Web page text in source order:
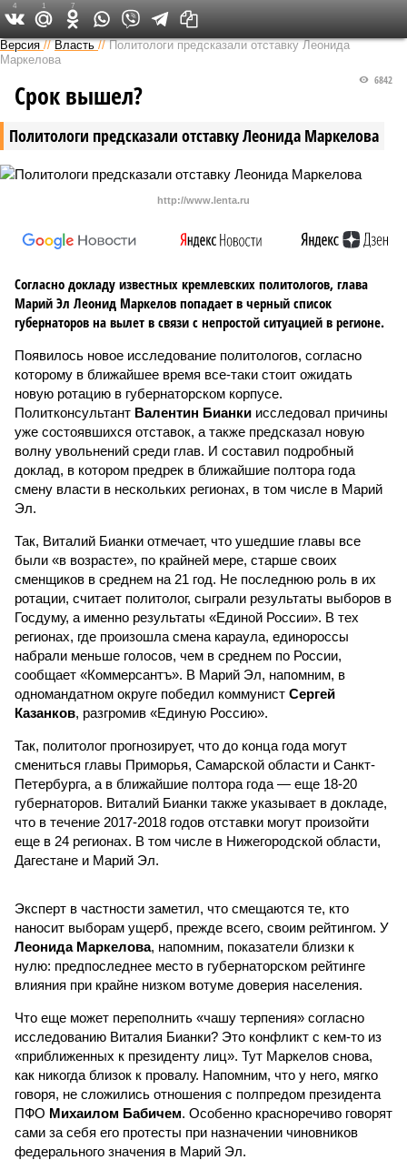
Версия в Чувашии
Версия //Власть //Политологи предсказали отставку Леонида
Маркелова
Политологи предсказали отставку Леонида Маркелова
6842
Срок вышел?
http://www.lenta.ru
Согласно докладу известных кремлевских политологов, глава
Марий Эл Леонид Маркелов попадает в черный список
губернаторов на вылет в связи с непростой ситуацией в регионе.
Появилось новое исследование политологов, согласно
которому в ближайшее время все-таки стоит ожидать
новую ротацию в губернаторском корпусе.
Политконсультант Валентин Бианки исследовал причины
уже состоявшихся отставок, а также предсказал новую
волну увольнений среди глав. И составил подробный
доклад, в котором предрек в ближайшие полтора года
смену власти в нескольких регионах, в том числе в Марий
Эл.
Так, Виталий Бианки отмечает, что ушедшие главы все
были «в возрасте», по крайней мере, старше своих
сменщиков в среднем на 21 год. Не последнюю роль в их
ротации, считает политолог, сыграли результаты выборов в
Госдуму, а именно результаты «Единой России». В тех
регионах, где произошла смена караула, единороссы
набрали меньше голосов, чем в среднем по России,
сообщает «Коммерсантъ». В Марий Эл, напомним, в
одномандатном округе победил коммунист Сергей
Казанков, разгромив «Единую Россию».
Так, политолог прогнозирует, что до конца года могут
смениться главы Приморья, Самарской области и Санкт-
Петербурга, а в ближайшие полтора года — еще 18-20
губернаторов. Виталий Бианки также указывает в докладе,
что в течение 2017-2018 годов отставки могут произойти
еще в 24 регионах. В том числе в Нижегородской области,
Дагестане и Марий Эл.
Эксперт в частности заметил, что смещаются те, кто
наносит выборам ущерб, прежде всего, своим рейтингом. У
Леонида Маркелова, напомним, показатели близки к
нулю: предпоследнее место в губернаторском рейтинге
влияния при крайне низком вотуме доверия населения.
Что еще может переполнить «чашу терпения» согласно
исследованию Виталия Бианки? Это конфликт с кем-то из
«приближенных к президенту лиц». Тут Маркелов снова,
как никогда близок к провалу. Напомним, что у него, мягко
говоря, не сложились отношения с полпредом президента
ПФО Михаилом Бабичем. Особенно красноречиво говорят
сами за себя его протесты при назначении чиновников
федерального значения в Марий Эл.
4 1 7